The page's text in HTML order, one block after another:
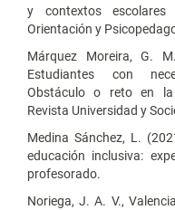
y contextos escolares
Orientación y
Márquez Moreira, G.
Estudiantes con
Obstáculo o reto en la
Revista Universidad y
Medina Sánchez, L.
educación inclusiva:
profesorado.
Noriega, J. A. V.,